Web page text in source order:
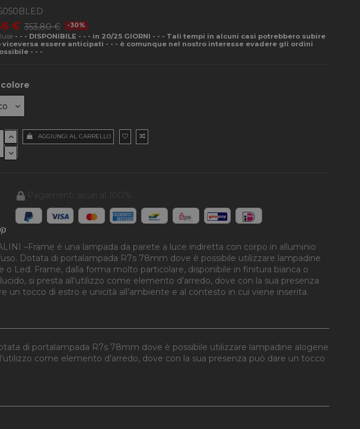
€ 353,80 € -30%
- - - DISPONIBILE - - - in 20/25 GIORNI - - - Tali tempi in alcuni casi potrebbero subire
viceversa essere anticipati - - - è comunque nel nostro interesse evadere gli ordini
- - -
AGGIUNGI AL CARRELLO
–Frame è una lampada da parete a luce indiretta con corpo in alluminio
Dotata di portalampada R7s 78mm dove è possibile utilizzare lampadine
o Led. Frame, dalla forma molto particolare, disponibile in finitura bianca o
si presta all’utilizzo come elemento d’arredo, dove con la sua presenza
un tocco di estro e unicità all’ambiente e al contesto in cui viene inserita.
di portalampada R7s 78mm dove è possibile utilizzare lampadine alogene
come elemento d’arredo, dove con la sua presenza può dare un tocco